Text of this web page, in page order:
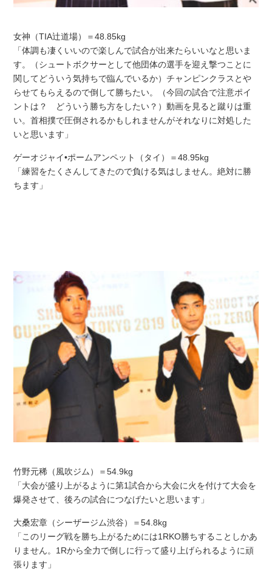
女神（TIA辻道場）＝48.85kg
「体調も凄くいいので楽しんで試合が出来たらいいなと思いま
す。（シュートボクサーとして他団体の選手を迎え撃つことに
関してどういう気持ちで臨んでいるか）チャンピンクラスとや
らせてもらえるので倒して勝ちたい。（今回の試合で注意ポイ
ントは？ どういう勝ち方をしたい？）動画を見ると蹴りは重
い。首相撲で圧倒されるかもしれませんがそれなりに対処した
いと思います」
ゲーオジャイ•ポームアンペット（タイ）＝48.95kg
「練習をたくさんしてきたので負ける気はしません。絶対に勝
ちます」
竹野元稀（風吹ジム）＝54.9kg
「大会が盛り上がるように第1試合から大会に火を付けて大会を
爆発させて、後ろの試合につなげたいと思います」
大桑宏章（シーザージム渋谷）＝54.8kg
「このリーグ戦を勝ち上がるためには1RKO勝ちすることしかあ
りません。1Rから全力で倒しに行って盛り上げられるように頑
張ります」